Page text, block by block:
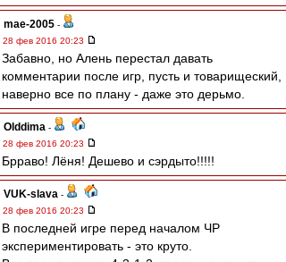
mae-2005 -
28 фев 2016 20:23
Забавно, но Алень перестал давать
комментарии после игр, пусть и товарищеский,
наверно все по плану - даже это дерьмо.
Olddima -
28 фев 2016 20:23
Брраво! Лёня! Дешево и сэрдыто!!!!!
VUK-slava -
28 фев 2016 20:23
В последней игре перед началом ЧР
экспериментировать - это круто.